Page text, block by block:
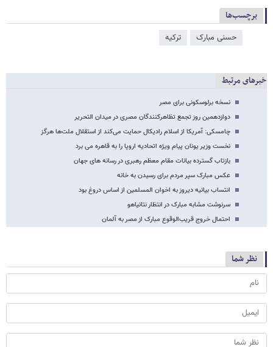
برچسب‌ها
حسنی مبارک ترکیه
خبرهای مرتبط
نسخه برلوسکونی برای مصر
دوازدهمین روز تجمع تظاهرکنندگان مصری در میدان التحریر
چامسکی: آمریکا از اسلام رادیکال حمایت می‌کند از استقلال ملت‌ها هرگز
نخست وزیر یونان پیام ویژه اتحادیه اروپا را به قاهره می برد
بازتاب گسترده بیانات مقام معظم رهبری در رسانه های جهان
عکس مبارک سپر مردم برای رسیدن به خانه
انتساب بیانیه دیروز به اخوان المسلمین از اساس دروغ بود
سرنوشت مشابه مبارک در انتظار نتانیاهو
احتمال خروج قریب‌الوقوع مبارک از مصر به آلمان
نظر شما